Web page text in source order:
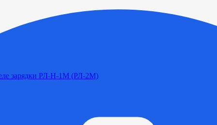
зарядки РЛ-Н-1М (РЛ-2М)